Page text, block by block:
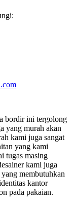
bordir ini tergolong
yang murah akan
kami juga sangat
yang kami
tugas masing
kami juga
membutuhkan
kantor
pada pakaian.